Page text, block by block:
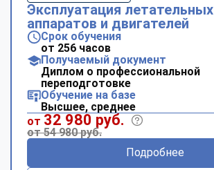
Эксплуатация летательных
аппаратов и двигателей
Срок обучения
от 256 часов
Получаемый документ
Диплом о профессиональной
переподготовке
Обучение на базе
Высшее, среднее
от 32 980 руб.
от 54 980 руб.
Подробнее